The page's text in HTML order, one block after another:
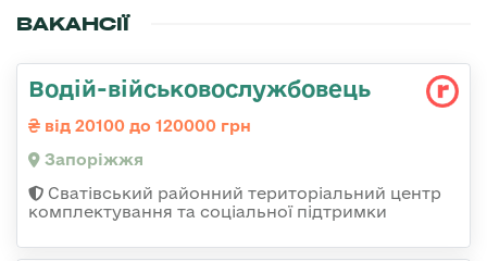
ВАКАНСІЇ
Водій-військовослужбовець
від 20100 до 120000 грн
Запоріжжя
Сватівський районний територіальний центр
комплектування та соціальної підтримки